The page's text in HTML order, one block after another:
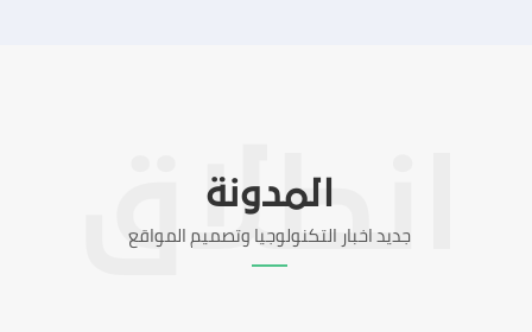
المدونة
جديد اخبار التكنولوجيا وتصميم المواقع